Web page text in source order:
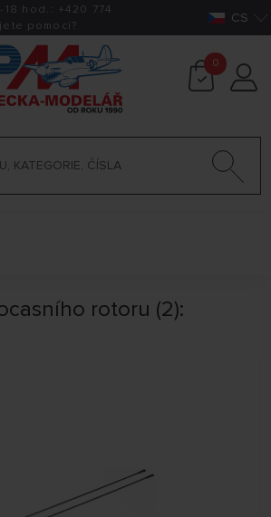
18 hod.: +420 774
pomoci? CS
0
rotoru (2):